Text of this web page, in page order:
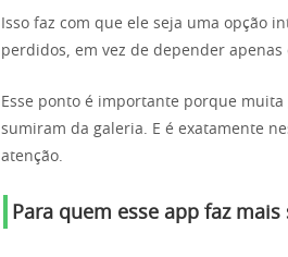
Isso faz com que ele seja uma opção
perdidos, em vez de depender
Esse ponto é importante porque
sumiram da galeria. E é exatamente
atenção.
Para quem esse app faz